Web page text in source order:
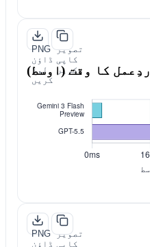
PNG
ڈاؤن
لوڈ
کریں
تصویر
کاپی
کریں
ردِعمل کا وقت (اوسط)
PNG
ڈاؤن
تصویر
کاپی